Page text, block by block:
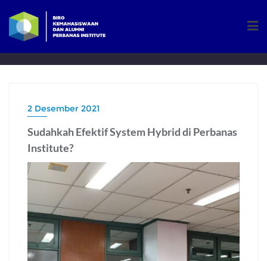
content
2 Desember 2021
Sudahkah Efektif System Hybrid di Perbanas
Institute?